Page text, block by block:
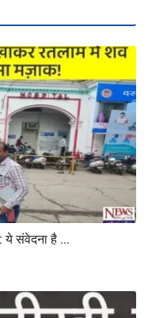
ये संवेदना है ...